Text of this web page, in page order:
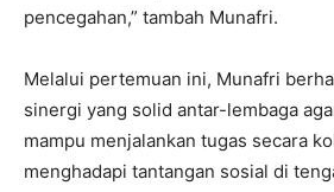
pencegahan,” tambah Munafri.
Melalui pertemuan ini, Munafri
sinergi yang solid antar-lembaga
mampu menjalankan tugas secara
menghadapi tantangan sosial di